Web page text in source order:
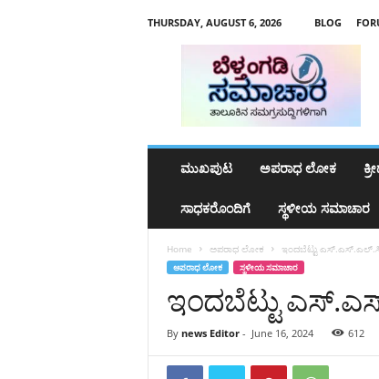
THURSDAY, AUGUST 6, 2026 BLOG
ಮುಖಪುಟ ಅಪರಾಧ ಲೋಕ
ಸಾಧಕರೊಂದಿಗೆ ಸ್ಥಳೀಯ ಸಮಾಚಾರ
Home ಅಪರಾಧ ಲೋಕ ಇಂದಬೆಟ್ಟು ಎಸ್.ಎಸ್.ಎಲ್.ಸಿ
ಅಪರಾಧ ಲೋಕ ಸ್ಥಳೀಯ ಸಮಾಚಾರ
ಇಂದಬೆಟ್ಟು
By news Editor- June 16, 2024 612